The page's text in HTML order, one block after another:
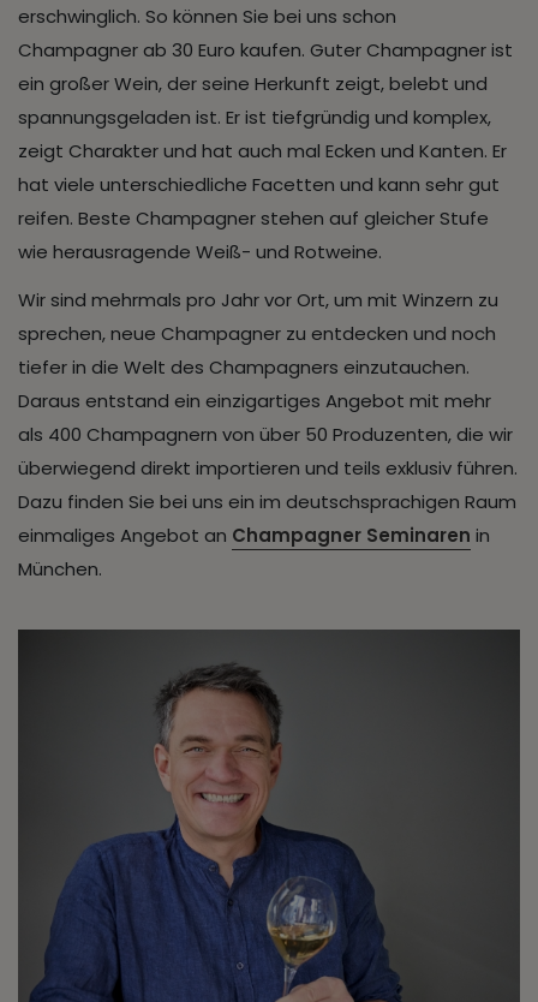
erschwinglich. So können Sie bei uns schon
Champagner ab 30 Euro kaufen. Guter Champagner ist
ein großer Wein, der seine Herkunft zeigt, belebt und
spannungsgeladen ist. Er ist tiefgründig und komplex,
zeigt Charakter und hat auch mal Ecken und Kanten. Er
hat viele unterschiedliche Facetten und kann sehr gut
reifen. Beste Champagner stehen auf gleicher Stufe
wie herausragende Weiß- und Rotweine.
Wir sind mehrmals pro Jahr vor Ort, um mit Winzern zu
sprechen, neue Champagner zu entdecken und noch
tiefer in die Welt des Champagners einzutauchen.
Daraus entstand ein einzigartiges Angebot mit mehr
als 400 Champagnern von über 50 Produzenten, die wir
überwiegend direkt importieren und teils exklusiv führen.
Dazu finden Sie bei uns ein im deutschsprachigen Raum
einmaliges Angebot an Champagner Seminaren in
München.